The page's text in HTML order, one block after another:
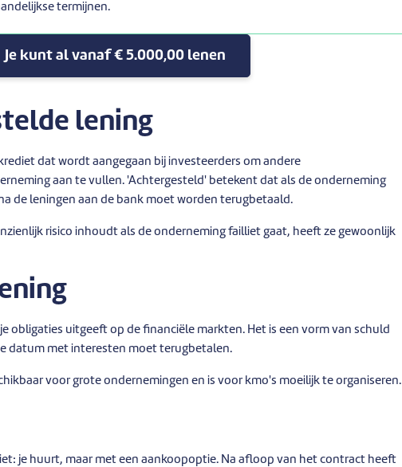
termijnen.
Je kunt al vanaf € 5.000,00 lenen
lening
dat wordt aangegaan bij investeerders om andere
aan te vullen. 'Achtergesteld' betekent dat als de onderneming
de leningen aan de bank moet worden terugbetaald.
risico inhoudt als de onderneming failliet gaat, heeft ze gewoonlijk
obligaties uitgeeft op de financiële markten. Het is een vorm van schuld
datum met interesten moet terugbetalen.
voor grote ondernemingen en is voor kmo's moeilijk te organiseren.
je huurt, maar met een aankoopoptie. Na afloop van het contract heeft